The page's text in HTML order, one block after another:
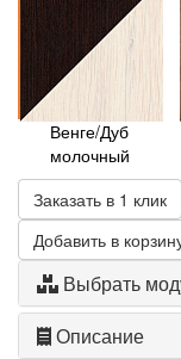
Венге/Дуб
молочный
Заказать в 1 клик
Добавить в
Выбрать
Описание